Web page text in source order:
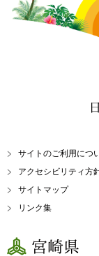
サイトのご利用につ
アクセシビリティ方
サイトマップ
リンク集
宮崎県